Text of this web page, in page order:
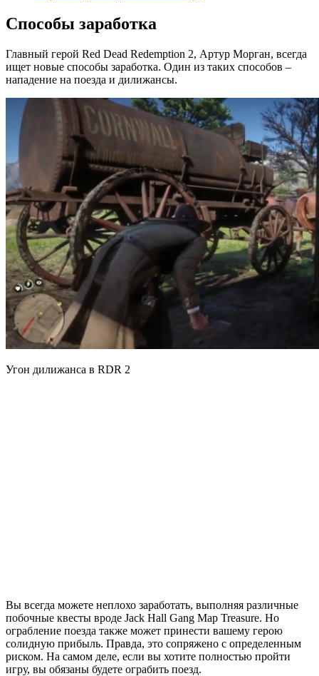
Способы заработка
Главный герой Red Dead Redemption 2, Артур Морган, всегда
ищет новые способы заработка. Один из таких способов –
нападение на поезда и дилижансы.
Угон дилижанса в RDR 2
Вы всегда можете неплохо заработать, выполняя различные
побочные квесты вроде Jack Hall Gang Map Treasure. Но
ограбление поезда также может принести вашему герою
солидную прибыль. Правда, это сопряжено с определенным
риском. На самом деле, если вы хотите полностью пройти
игру, вы обязаны будете ограбить поезд.